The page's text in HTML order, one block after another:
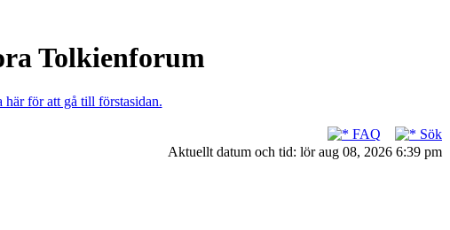
Tolkienforum
här för att gå till förstasidan.
FAQ
Sök
Aktuellt datum och tid: lör aug 08, 2026 6:39 pm